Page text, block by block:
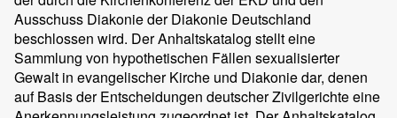
Ausschuss Diakonie der Diakonie Deutschland
beschlossen wird. Der Anhaltskatalog stellt eine
Sammlung von hypothetischen Fällen sexualisierter
Gewalt in evangelischer Kirche und Diakonie dar, denen
auf Basis der Entscheidungen deutscher Zivilgerichte eine